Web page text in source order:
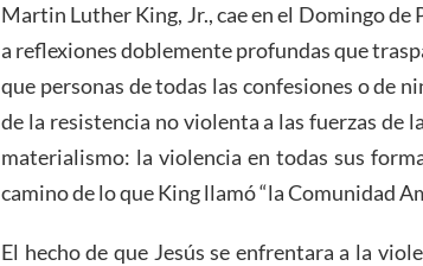
Martin Luther King, Jr., cae en el Domingo de
a reflexiones doblemente profundas que
que personas de todas las confesiones o de
de la resistencia no violenta a las fuerzas de
materialismo: la violencia en todas sus
camino de lo que King llamó “la Comunidad
El hecho de que Jesús se enfrentara a la